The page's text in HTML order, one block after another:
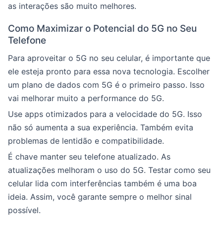
as interações são muito melhores.
Como Maximizar o Potencial do 5G no Seu
Telefone
Para aproveitar o 5G no seu celular, é importante que
ele esteja pronto para essa nova tecnologia. Escolher
um plano de dados com 5G é o primeiro passo. Isso
vai melhorar muito a performance do 5G.
Use apps otimizados para a velocidade do 5G. Isso
não só aumenta a sua experiência. Também evita
problemas de lentidão e compatibilidade.
É chave manter seu telefone atualizado. As
atualizações melhoram o uso do 5G. Testar como seu
celular lida com interferências também é uma boa
ideia. Assim, você garante sempre o melhor sinal
possível.